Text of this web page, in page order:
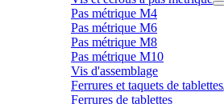
Pas métrique M4
Pas métrique M6
Pas métrique M8
Pas métrique M10
Vis d'assemblage
Ferrures et taquets de tablettes
Ferrures de tablettes